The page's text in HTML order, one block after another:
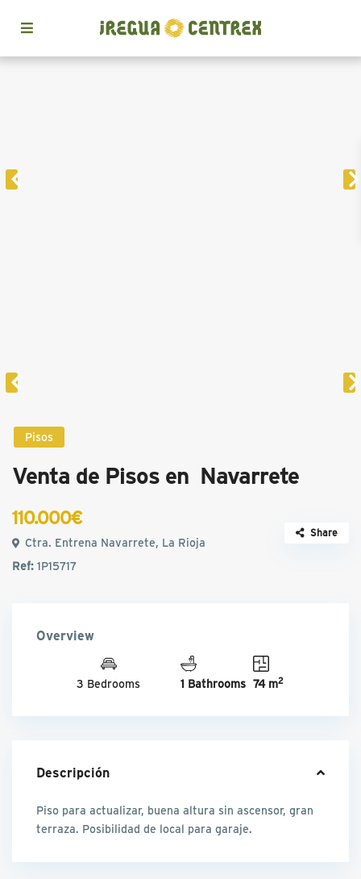
Pisos
Venta de Pisos en Navarrete
110.000€
Ctra. Entrena Navarrete, La Rioja
Ref:1P15717
Share
Overview
3 Bedrooms 1 Bathrooms 74 m2
Descripción
Piso para actualizar, buena altura sin ascensor, gran
terraza. Posibilidad de local para garaje.